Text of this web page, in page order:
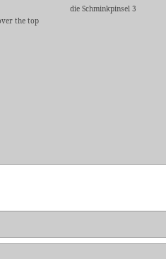
the top
die Schminkpinsel 3